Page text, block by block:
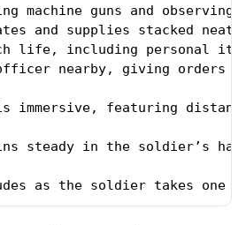
machine guns and
and supplies stacked
life, including personal
officer nearby, giving orders
is immersive, featuring
steady in the soldier’s
as the soldier takes